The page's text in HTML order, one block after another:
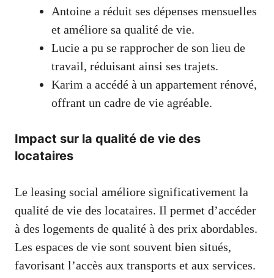
Antoine a réduit ses dépenses mensuelles
et améliore sa qualité de vie.
Lucie a pu se rapprocher de son lieu de
travail, réduisant ainsi ses trajets.
Karim a accédé à un appartement rénové,
offrant un cadre de vie agréable.
Impact sur la qualité de vie des
locataires
Le leasing social améliore significativement la
qualité de vie des locataires. Il permet d’accéder
à des logements de qualité à des prix abordables.
Les espaces de vie sont souvent bien situés,
favorisant l’accès aux transports et aux services.